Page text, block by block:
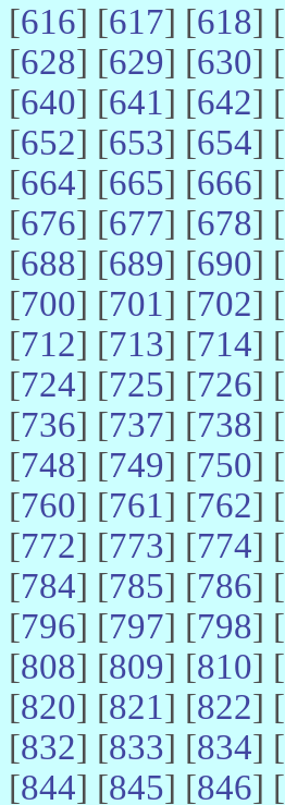
[616] [617] [618] [
[628] [629] [630] [
[640] [641] [642] [
[652] [653] [654] [
[664] [665] [666] [
[676] [677] [678] [
[688] [689] [690] [
[700] [701] [702] [
[712] [713] [714] [
[724] [725] [726] [
[736] [737] [738] [
[748] [749] [750] [
[760] [761] [762] [
[772] [773] [774] [
[784] [785] [786] [
[796] [797] [798] [
[808] [809] [810] [
[820] [821] [822] [
[832] [833] [834] [
[844] [845] [846] [